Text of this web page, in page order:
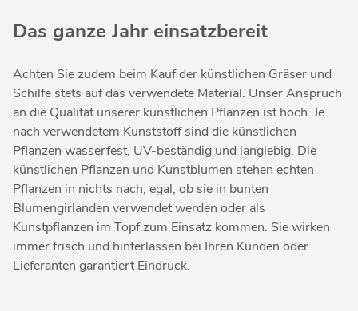
Das ganze Jahr einsatzbereit
Achten Sie zudem beim Kauf der künstlichen Gräser und
Schilfe stets auf das verwendete Material. Unser Anspruch
an die Qualität unserer künstlichen Pflanzen ist hoch. Je
nach verwendetem Kunststoff sind die künstlichen
Pflanzen wasserfest, UV-beständig und langlebig. Die
künstlichen Pflanzen und Kunstblumen stehen echten
Pflanzen in nichts nach, egal, ob sie in bunten
Blumengirlanden verwendet werden oder als
Kunstpflanzen im Topf zum Einsatz kommen. Sie wirken
immer frisch und hinterlassen bei Ihren Kunden oder
Lieferanten garantiert Eindruck.